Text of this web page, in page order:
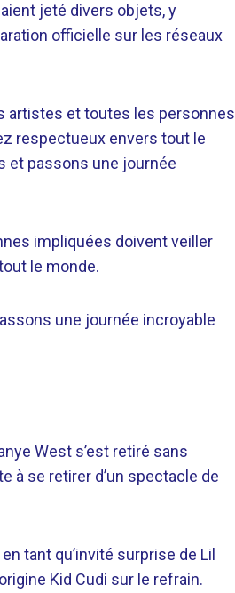
jeté divers objets, y
officielle sur les réseaux
artistes et toutes les personnes
respectueux envers tout le
et passons une journée
impliquées doivent veiller
le monde.
une journée incroyable
West s’est retiré sans
à se retirer d’un spectacle de
tant qu’invité surprise de Lil
Kid Cudi sur le refrain.